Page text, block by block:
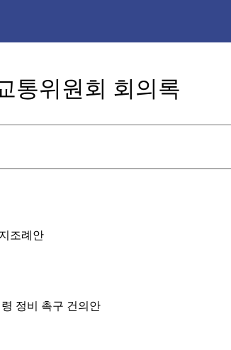
통위원회 회의록
조례안
정비 촉구 건의안